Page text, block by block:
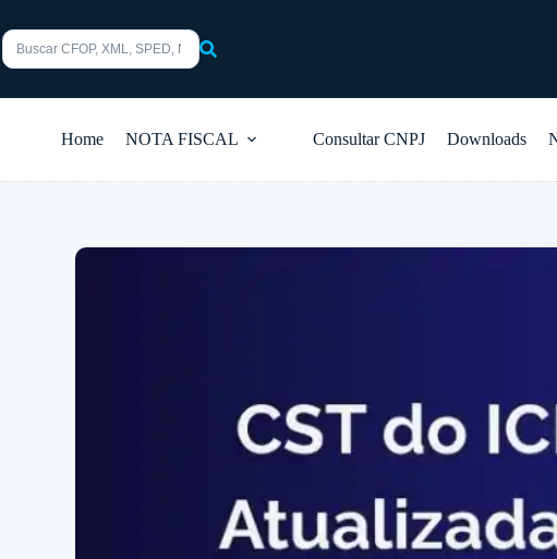
resultados
Home NOTA FISCAL Consultar CNPJ Downloads